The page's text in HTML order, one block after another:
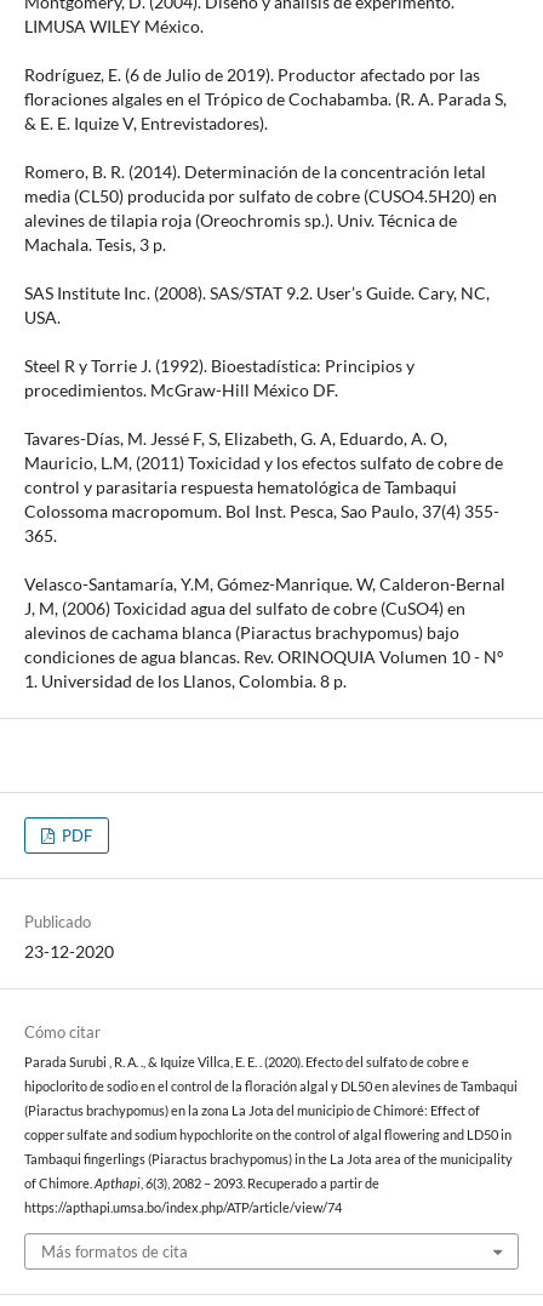
LIMUSA WILEY México.
Rodríguez, E. (6 de Julio de 2019). Productor afectado por las
floraciones algales en el Trópico de Cochabamba. (R. A. Parada S,
& E. E. Iquize V, Entrevistadores).
Romero, B. R. (2014). Determinación de la concentración letal
media (CL50) producida por sulfato de cobre (CUSO4.5H20) en
alevines de tilapia roja (Oreochromis sp.). Univ. Técnica de
Machala. Tesis, 3 p.
SAS Institute Inc. (2008). SAS/STAT 9.2. User’s Guide. Cary, NC,
USA.
Steel R y Torrie J. (1992). Bioestadística: Principios y
procedimientos. McGraw-Hill México DF.
Tavares-Días, M. Jessé F, S, Elizabeth, G. A, Eduardo, A. O,
Mauricio, L.M, (2011) Toxicidad y los efectos sulfato de cobre de
control y parasitaria respuesta hematológica de Tambaqui
Colossoma macropomum. Bol Inst. Pesca, Sao Paulo, 37(4) 355-
365.
Velasco-Santamaría, Y.M, Gómez-Manrique. W, Calderon-Bernal
J, M, (2006) Toxicidad agua del sulfato de cobre (CuSO4) en
alevinos de cachama blanca (Piaractus brachypomus) bajo
condiciones de agua blancas. Rev. ORINOQUIA Volumen 10 - Nº
1. Universidad de los Llanos, Colombia. 8 p.
PDF
Publicado
23-12-2020
Cómo citar
Parada Surubi , R. A. ., & Iquize Villca, E. E. . (2020). Efecto del sulfato de cobre e
hipoclorito de sodio en el control de la floración algal y DL50 en alevines de Tambaqui
(Piaractus brachypomus) en la zona La Jota del municipio de Chimoré: Effect of
copper sulfate and sodium hypochlorite on the control of algal flowering and LD50 in
Tambaqui fingerlings (Piaractus brachypomus) in the La Jota area of the municipality
of Chimore. Apthapi 6(3), 2082 – 2093. Recuperado a partir de
https://apthapi.umsa.bo/index.php/ATP/article/view/74
Más formatos de cita